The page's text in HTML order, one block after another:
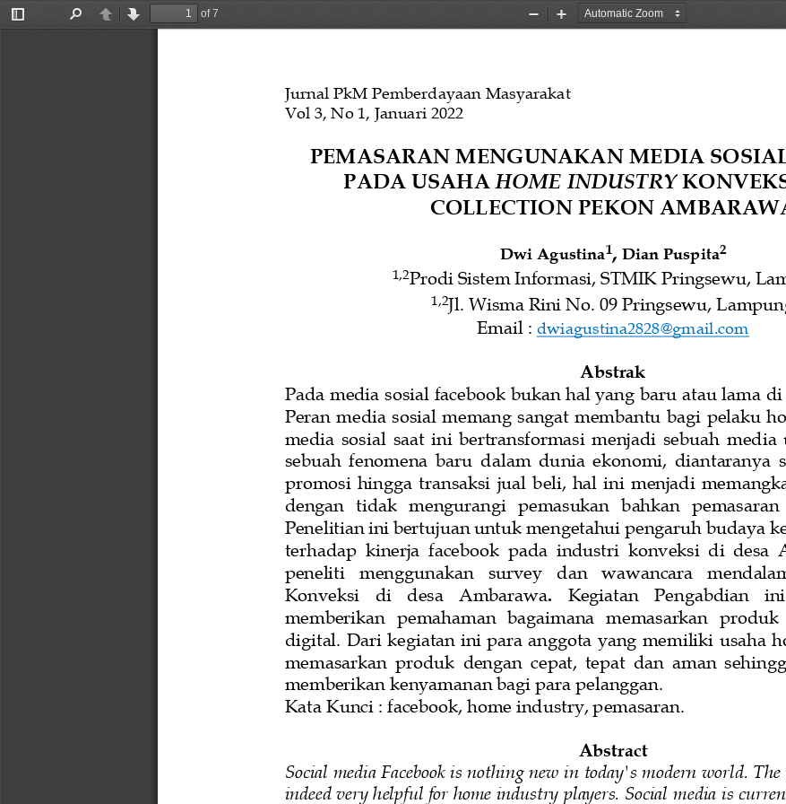
Toggle
PreviousNext
of 7
Zoom
Zoom
Jurnal PkM Pemberdayaan Masyarakat
Vol 3 , No 1 , Januari 2022
PEMASARAN MENGUNAKAN MEDIA
PADA USAHA HOME INDUSTRY
COLLECTION PEKON
Dwi Agustina1 Dian Puspita2
1,2Prodi Sistem Informasi, STMIK Pringsewu,
1 ,2Jl. Wisma Rini No. 09 Pringsewu,
Email : dwiagustina2828@gmail.com
Abstrak
Pada media sosial facebook bukan hal yang baru atau lama
Peran media sosial memang sangat membantu bagi pelaku
media  sosial  saat  ini  bertransformasi  menjadi  sebuah media
sebuah  fenomena  baru  dalam  dunia  ekonomi,  diantaranya
promosi  hingga  transaksi  jual  beli,  hal  ini  menjadi
dengan   tidak   mengurangi   pemasukan   bahkan   pemasaran
Penelitian ini bertujuan untuk mengetahui pengaruh budaya
terhadap  kinerja  facebook  pada  industri  konveksi  di  desa
peneliti   menggunakan survey   dan
wawancara
Konveksi
di    desa Ambarawa
Kegiatan    Pengabdian
memberikan   pemahaman   bagaimana   memasarkan   produk
digital. Dari kegiatan ini para anggota yang memiliki usaha
memasarkan  produk  dengan  cepat,  tepat  dan  aman
memberikan kenyamanan bagi para pelanggan.
Kata Kunci : facebook, home industry, pemasaran.
Abstract
Social media Facebook is nothing new in today's modern world. The
indeed very helpful for home industry players. Social media is